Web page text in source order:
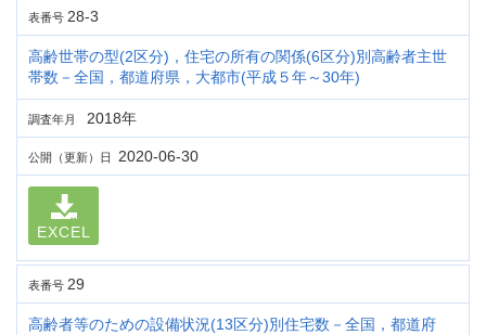
表番号 28-3
高齢世帯の型(2区分)，住宅の所有の関係(6区分)別高齢者主世
帯数－全国，都道府県，大都市(平成５年～30年)
調査年月 2018年
公開（更新）日 2020-06-30
EXCEL
表番号 29
高齢者等のための設備状況(13区分)別住宅数－全国，都道府